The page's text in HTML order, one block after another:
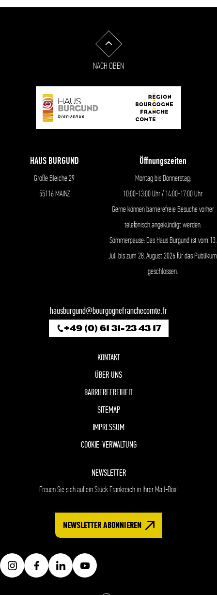
NACH OBEN
HAUS BURGUND
Große Bleiche 29
55116 MAINZ
Öffnungszeiten
Montag bis Donnerstag:
10:00-13:00 Uhr / 14:00-17:00 Uhr
Gerne können barrierefreie Besuche vorher
telefonisch angekündigt werden.
Sommerpause: Das Haus Burgund ist vom 13.
Juli bis zum 28. August 2026 für das Publikum
geschlossen.
hausburgund@bourgognefranchecomte.fr
+49 (0) 61 31-23 43 17
KONTAKT
ÜBER UNS
BARRIEREFREIHEIT
SITEMAP
IMPRESSUM
COOKIE-VERWALTUNG
NEWSLETTER
Freuen Sie sich auf ein Stück Frankreich in Ihrer Mail-Box!
NEWSLETTER ABONNIEREN